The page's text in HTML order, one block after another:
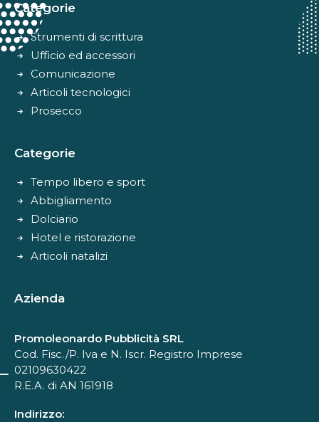
Categorie
Strumenti di scrittura
Ufficio ed accessori
Comunicazione
Articoli tecnologici
Prosecco
Categorie
Tempo libero e sport
Abbigliamento
Dolciario
Hotel e ristorazione
Articoli natalizi
Azienda
Promoleonardo Pubblicità SRL
Cod. Fisc./P. Iva e N. Iscr. Registro Imprese
02109630422
R.E.A. di AN 161918
Indirizzo: